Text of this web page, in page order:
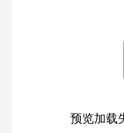
预览加载